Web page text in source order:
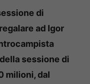
di
ad Igor
sessione di
milioni, dal